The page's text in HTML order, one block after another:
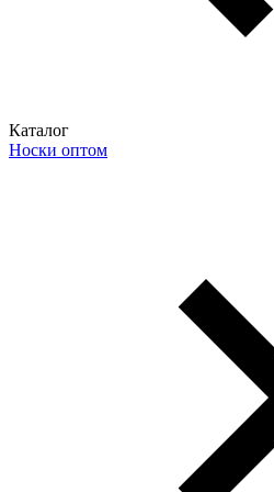
Каталог
Носки оптом